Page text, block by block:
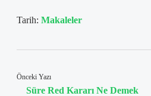
Tarih: Makaleler
Önceki Yazı
Süre Red Kararı Ne Demek